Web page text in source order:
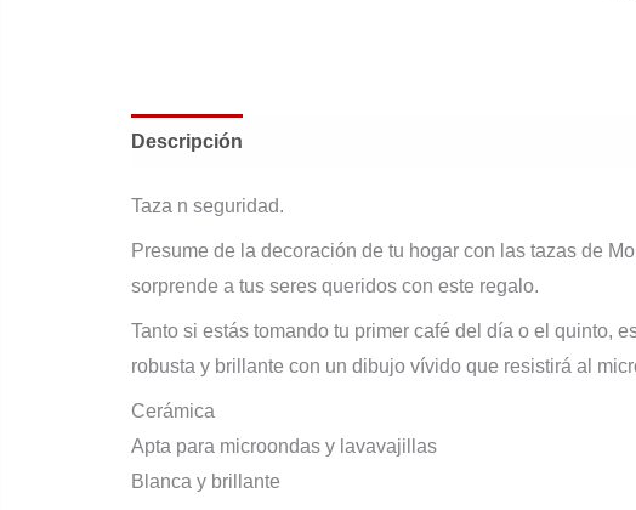
Descripción
Taza n seguridad.
Presume de la decoración de tu hogar con las tazas de
sorprende a tus seres queridos con este regalo.
Tanto si estás tomando tu primer café del día o el quinto,
robusta y brillante con un dibujo vívido que resistirá al
Cerámica
Apta para microondas y lavavajillas
Blanca y brillante